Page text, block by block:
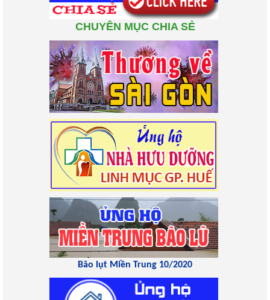
CHUYÊN MỤC CHIA SẺ
Bão lụt Miền Trung 10/2020